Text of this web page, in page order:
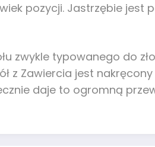
pozycji. Jastrzębie
zwykle typowanego do
z Zawiercia jest
daje to ogromną